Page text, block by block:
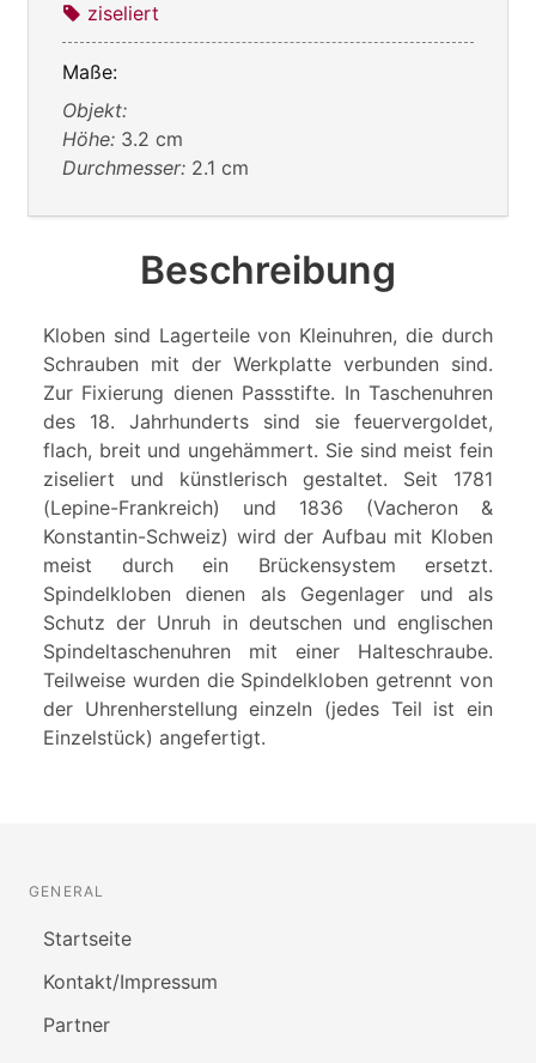
ziseliert
Maße:
Objekt:
Höhe: 3.2 cm
Durchmesser: 2.1 cm
Beschreibung
Kloben sind Lagerteile von Kleinuhren, die durch
Schrauben mit der Werkplatte verbunden sind.
Zur Fixierung dienen Passstifte. In Taschenuhren
des 18. Jahrhunderts sind sie feuervergoldet,
flach, breit und ungehämmert. Sie sind meist fein
ziseliert und künstlerisch gestaltet. Seit 1781
(Lepine-Frankreich) und 1836 (Vacheron &
Konstantin-Schweiz) wird der Aufbau mit Kloben
meist durch ein Brückensystem ersetzt.
Spindelkloben dienen als Gegenlager und als
Schutz der Unruh in deutschen und englischen
Spindeltaschenuhren mit einer Halteschraube.
Teilweise wurden die Spindelkloben getrennt von
der Uhrenherstellung einzeln (jedes Teil ist ein
Einzelstück) angefertigt.
GENERAL
Startseite
Kontakt/Impressum
Partner